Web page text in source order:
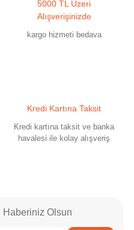
5000 TL Üzeri
Alışverişinizde
kargo hizmeti bedava
Kredi Kartına Taksit
Kredi kartına taksit ve banka
havalesi ile kolay alışveriş
Haberiniz Olsun